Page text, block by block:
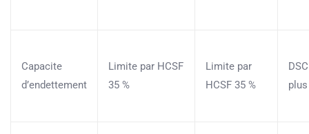
Capacite
d’endettement
Limite par HCSF
35 %
Limite par
HCSF 35 %